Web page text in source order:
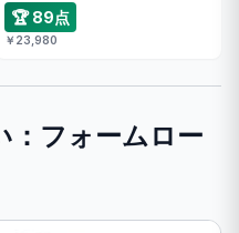
🏆 89点
￥23,980
：フォームロー